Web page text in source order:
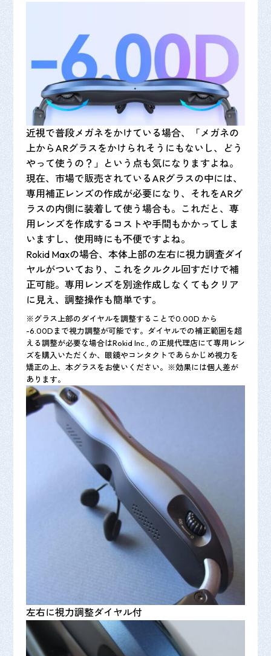
近視で普段メガネをかけている場合、「メガネの
上からARグラスをかけられそうにもないし、どう
やって使うの？」という点も気になりますよね。
現在、市場で販売されているARグラスの中には、
専用補正レンズの作成が必要になり、それをARグ
ラスの内側に装着して使う場合も。これだと、専
用レンズを作成するコストや手間もかかってしま
いますし、使用時にも不便ですよね。
Rokid Maxの場合、本体上部の左右に視力調査ダイ
ヤルがついており、これをクルクル回すだけで補
正可能。専用レンズを別途作成しなくてもクリア
に見え、調整操作も簡単です。
※グラス上部のダイヤルを調整することで0.00D から
-6.00Dまで視力調整が可能です。ダイヤルでの補正範囲を超
える調整が必要な場合はRokid Inc., の正規代理店にて専用レン
ズを購入いただくか、眼鏡やコンタクトであらかじめ視力を
矯正の上、本グラスをお使いください。※効果には個人差が
あります。
左右に視力調整ダイヤル付